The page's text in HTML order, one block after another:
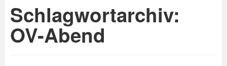
Der Verein
Referate
Schlagwortarchiv:
OV-Abend